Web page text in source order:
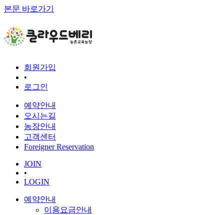
본문 바로가기
회원가입
•
로그인
예약안내
오시는길
농장안내
고객센터
Foreigner Reservation
JOIN
•
LOGIN
예약안내
이용요금안내